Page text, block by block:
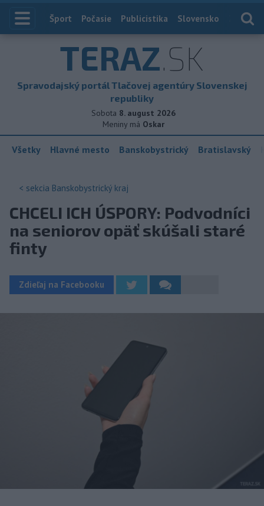
Index
Šport Počasie Publicistika Slovensko
TERAZ.SK
Spravodajský portál Tlačovej agentúry Slovenskej
republiky
Sobota 8. august 2026
Meniny má Oskar
Všetky Hlavné mesto Banskobystrický Bratislavský
< sekcia Banskobystrický kraj
CHCELI ICH ÚSPORY: Podvodníci
na seniorov opäť skúšali staré
finty
Zdieľaj na Facebooku